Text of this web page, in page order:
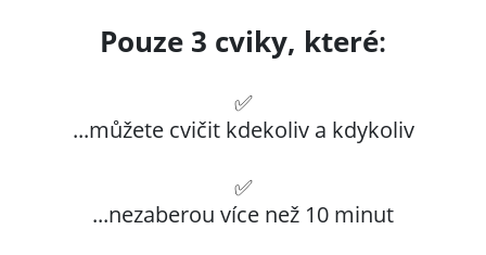
Pouze 3 cviky, které:
✅
...můžete cvičit kdekoliv a kdykoliv
✅
...nezaberou více než 10 minut